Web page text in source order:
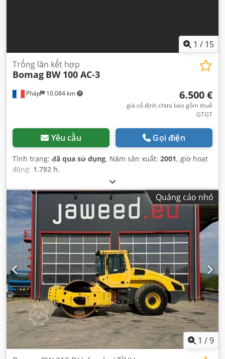
1 / 15
Pháp 10.084 km
Trống lăn kết hợp
Bomag BW 100 AC-3
6.500 €
giá cố định chưa bao gồm thuế
GTGT
Yêu cầu Gọi điện
Tình trạng: đã qua sử dụng, Năm sản xuất: 2001, giờ hoạt
động: 1.782 h,
Quảng cáo nhỏ
1 /9